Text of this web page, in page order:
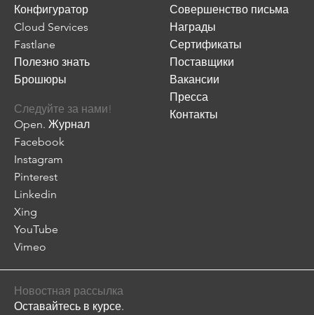
Конфигуратор
Cloud Services
Fastlane
Полезно знать
Брошюры
Совершенство письма
Награды
Сертификаты
Поставщики
Вакансии
Пресса
Контакты
Следуйте за нами!
Open. Журнал
Facebook
Instagram
Pinterest
Linkedin
Xing
YouTube
Vimeo
Новостная рассылка
Оставайтесь в курсе.